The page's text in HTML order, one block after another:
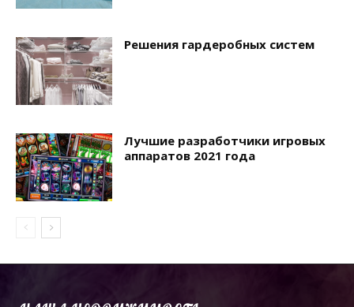
Решения гардеробных систем
Лучшие разработчики игровых
аппаратов 2021 года